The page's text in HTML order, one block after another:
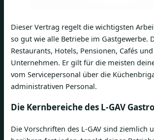
Dieser Vertrag regelt die wichtigsten
so gut wie alle Betriebe im Gastgewerbe.
Restaurants, Hotels, Pensionen, Cafés
Unternehmen. Er gilt für die meisten
vom Servicepersonal über die
administrativen Personal.
Die Kernbereiche des L-GAV Gastro
Die Vorschriften des L-GAV sind ziemlich